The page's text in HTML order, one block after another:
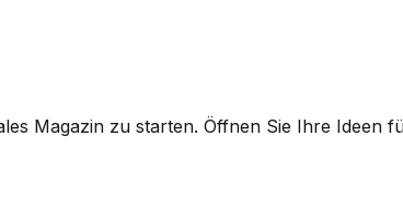
Magazin zu starten. Öffnen Sie Ihre Ideen